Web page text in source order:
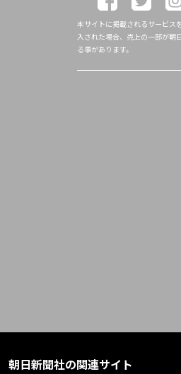
本サイトに掲載されるサービス
入された場合、売上の一部が朝
る事があります。
朝日新聞社の関連サイト